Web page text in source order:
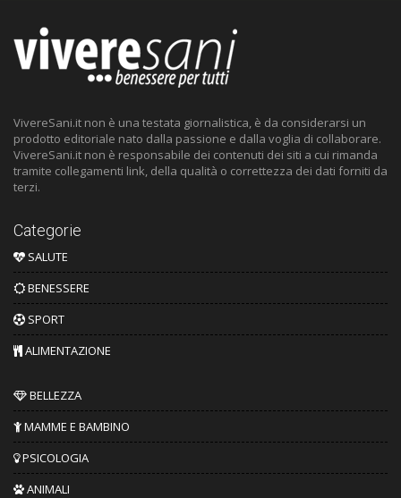
VivereSani.it non è una testata giornalistica, è da considerarsi un
prodotto editoriale nato dalla passione e dalla voglia di collaborare.
VivereSani.it non è responsabile dei contenuti dei siti a cui rimanda
tramite collegamenti link, della qualità o correttezza dei dati forniti da
terzi.
Categorie
SALUTE
BENESSERE
SPORT
ALIMENTAZIONE
BELLEZZA
MAMME E BAMBINO
PSICOLOGIA
ANIMALI